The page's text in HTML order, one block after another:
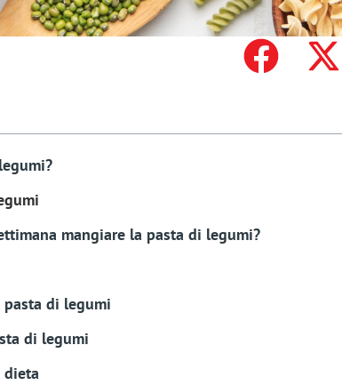
mangiare la pasta di legumi?
pasta di legumi
di legumi
dieta